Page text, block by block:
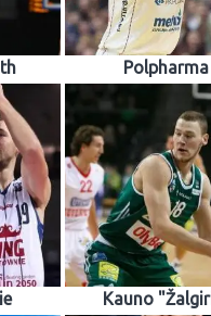
Polpharma
Kauno